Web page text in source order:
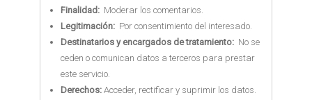
Finalidad: Moderar los comentarios.
Legitimación: Por consentimiento del interesado.
Destinatarios y encargados de tratamiento: No se
ceden o comunican datos a terceros para prestar
este servicio.
Derechos: Acceder, rectificar y suprimir los datos.